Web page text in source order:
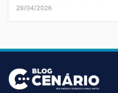
28/04/2026